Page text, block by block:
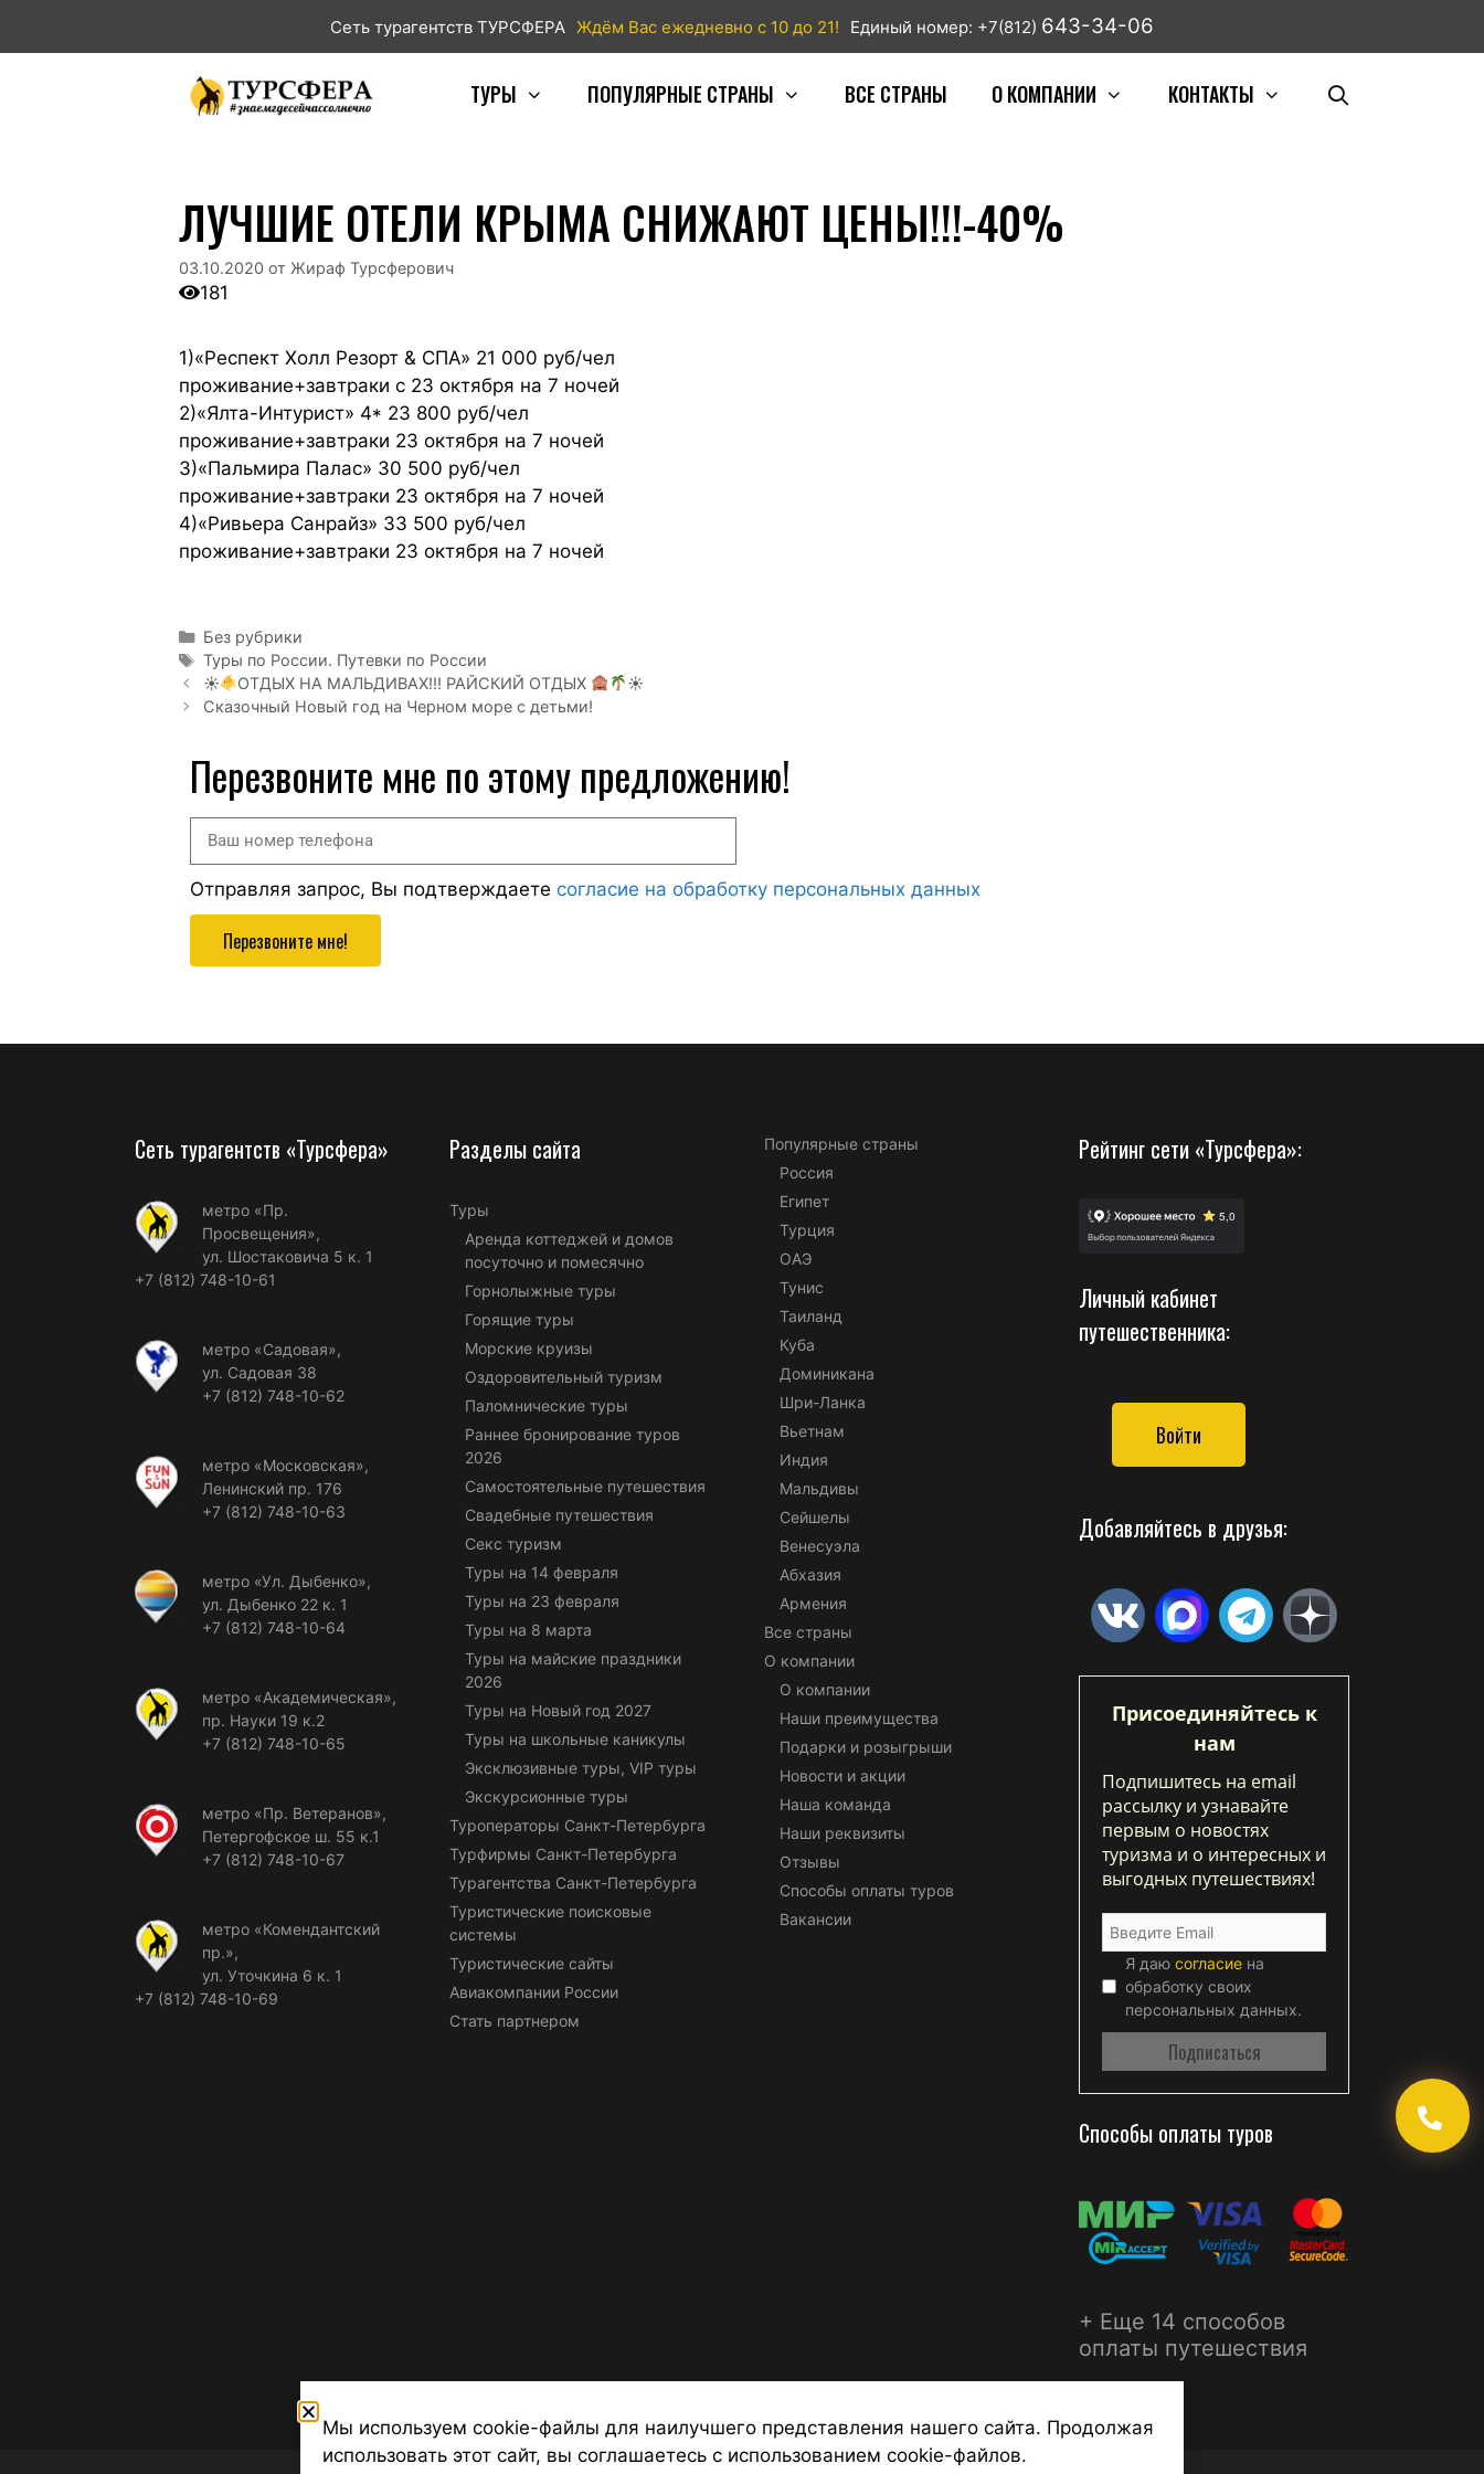
Сеть турагентств ТУРСФЕРА Ждём Вас ежедневно с 10 до 21! Единый номер: +7(812) 643-34-06
ТУРЫ ПОПУЛЯРНЫЕ СТРАНЫ ВСЕ СТРАНЫ О КОМПАНИИ КОНТАКТЫ
ЛУЧШИЕ ОТЕЛИ КРЫМА СНИЖАЮТ ЦЕНЫ!!!-40%
03.10.2020 от Жираф Турсферович
181
1)«Респект Холл Резорт & СПА» 21 000 руб/чел
проживание+завтраки с 23 октября на 7 ночей
2)«Ялта-Интурист» 4* 23 800 руб/чел
проживание+завтраки 23 октября на 7 ночей
3)«Пальмира Палас» 30 500 руб/чел
проживание+завтраки 23 октября на 7 ночей
4)«Ривьера Санрайз» 33 500 руб/чел
проживание+завтраки 23 октября на 7 ночей
Без рубрики
Туры по России. Путевки по России
☀
ОТДЫХ НА МАЛЬДИВАХ!!! РАЙСКИЙ ОТДЫХ
☀
Сказочный Новый год на Черном море с детьми!
Перезвоните мне по этому предложению!
Отправляя запрос, Вы подтверждаете согласие на обработку персональных данных
Перезвоните мне!
Сеть турагентств «Турсфера»
метро «Пр.
Просвещения»,
ул. Шостаковича 5 к. 1
+7 (812) 748-10-61
метро «Садовая»,
ул. Садовая 38
+7 (812) 748-10-62
метро «Московская»,
Ленинский пр. 176
+7 (812) 748-10-63
метро «Ул. Дыбенко»,
ул. Дыбенко 22 к. 1
+7 (812) 748-10-64
метро «Академическая»,
пр. Науки 19 к.2
+7 (812) 748-10-65
метро «Пр. Ветеранов»,
Петергофское ш. 55 к.1
+7 (812) 748-10-67
метро «Комендантский
пр.»,
ул. Уточкина 6 к. 1
+7 (812) 748-10-69
Разделы сайта
Туры
Аренда коттеджей и домов
посуточно и помесячно
Горнолыжные туры
Горящие туры
Морские круизы
Оздоровительный туризм
Паломнические туры
Раннее бронирование туров
2026
Самостоятельные путешествия
Свадебные путешествия
Секс туризм
Туры на 14 февраля
Туры на 23 февраля
Туры на 8 марта
Туры на майские праздники
2026
Туры на Новый год 2027
Туры на школьные каникулы
Эксклюзивные туры, VIP туры
Экскурсионные туры
Туроператоры Санкт-Петербурга
Турфирмы Санкт-Петербурга
Турагентства Санкт-Петербурга
Туристические поисковые
системы
Туристические сайты
Авиакомпании России
Стать партнером
Популярные страны
Россия
Египет
Турция
ОАЭ
Тунис
Таиланд
Куба
Доминикана
Шри-Ланка
Вьетнам
Индия
Мальдивы
Сейшелы
Венесуэла
Абхазия
Армения
Все страны
О компании
О компании
Наши преимущества
Подарки и розыгрыши
Новости и акции
Наша команда
Наши реквизиты
Отзывы
Способы оплаты туров
Вакансии
Рейтинг сети «Турсфера»:
Личный кабинет
путешественника:
Войти
Добавляйтесь в друзья:
Присоединяйтесь к
нам
Подпишитесь на email
рассылку и узнавайте
первым о новостях
туризма и о интересных и
выгодных путешествиях!
Я даю согласие на
обработку своих
персональных данных.
Способы оплаты туров
+ Еще 14 способов
оплаты путешествия
Мы используем cookie-файлы для наилучшего представления нашего сайта. Продолжая
использовать этот сайт, вы соглашаетесь с использованием cookie-файлов.